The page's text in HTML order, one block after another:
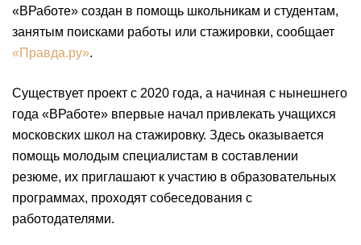
«ВРаботе» создан в помощь школьникам и студентам,
занятым поисками работы или стажировки, сообщает
«Правда.ру».
Существует проект с 2020 года, а начиная с нынешнего
года «ВРаботе» впервые начал привлекать учащихся
московских школ на стажировку. Здесь оказывается
помощь молодым специалистам в составлении
резюме, их приглашают к участию в образовательных
программах, проходят собеседования с
работодателями.